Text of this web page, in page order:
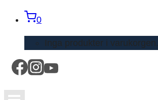
0
Inga produkter i varukorgen.